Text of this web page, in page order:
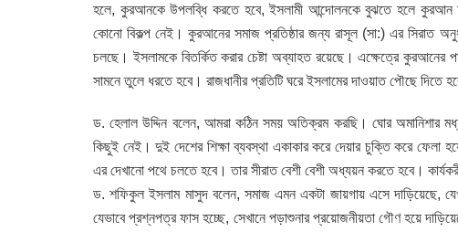
হলে, কুরআনকে উপলব্ধি করতে হবে, ইসলামী আন্দোলনকে বুঝতে হলে কুরআন
কোনো বিকল্প নেই। কুরআনের সমাজ প্রতিষ্ঠার জন্য রাসূল (সা:) এর সিরাত
চলছে। ইসলামকে বিতর্কিত করার চেষ্টা অব্যাহত রয়েছে। এক্ষেত্রে কুরআনের
সামনে তুলে ধরতে হবে। রাজধানীর প্রতিটি ঘরে ইসলামের দাওয়াত পৌছে দিতে
ড. হেলাল উদ্দিন বলেন, আমরা কঠিন সময় অতিক্রম করছি। ঘোর অমানিশার
কিছুই নেই। দুই দেশের শিক্ষা ব্যবস্থা একাকার করে দেয়ার চুক্তি করে
এর দেখানো পথে চলতে হবে। তার সীরাত বেশী বেশী অধ্যয়ন করতে হবে।
ড. শফিকুল ইসলাম মাসুদ বলেন, সমাজ এমন একটা জায়গায় এসে দাড়িয়েছে,
যেভাবে প্রশ্নপত্র ফাস হচ্ছে, সেখানে পড়াশুনার প্রয়োজনীয়তা গৌণ হয়ে